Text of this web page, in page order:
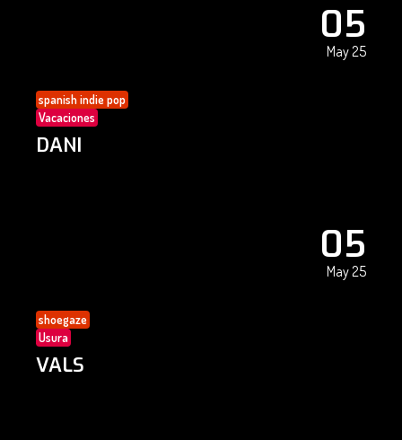
05
May 25
spanish indie pop
Vacaciones
DANI
05
May 25
shoegaze
Usura
VALS